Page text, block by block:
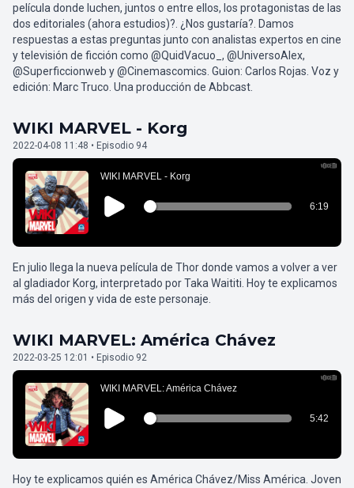
película donde luchen, juntos o entre ellos, los protagonistas de las
dos editoriales (ahora estudios)?. ¿Nos gustaría?. Damos
respuestas a estas preguntas junto con analistas expertos en cine
y televisión de ficción como @QuidVacuo_, @UniversoAlex,
@Superficcionweb y @Cinemascomics. Guion: Carlos Rojas. Voz y
edición: Marc Truco. Una producción de Abbcast.
WIKI MARVEL - Korg
2022-04-08 11:48 • Episodio 94
En julio llega la nueva película de Thor donde vamos a volver a ver
al gladiador Korg, interpretado por Taka Waititi. Hoy te explicamos
más del origen y vida de este personaje.
WIKI MARVEL: América Chávez
2022-03-25 12:01 • Episodio 92
Hoy te explicamos quién es América Chávez/Miss América. Joven